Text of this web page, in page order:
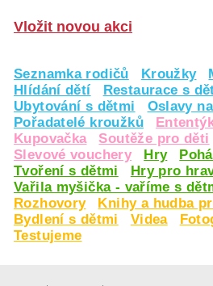
Vložit novou akci
Seznamka rodičů Kroužky
Hlídání dětí
Restaurace s
Ubytování s dětmi
Oslavy
Pořadatelé kroužků
Kupovačka
Soutěže pro děti
Slevové vouchery
Hry
Tvoření s dětmi
Hry pro
Vařila myšička - vaříme s
Rozhovory
Knihy a hudba
Bydlení s dětmi
Videa
Testujeme